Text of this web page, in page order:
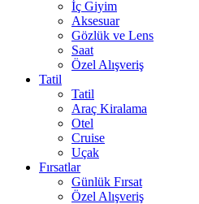
İç Giyim
Aksesuar
Gözlük ve Lens
Saat
Özel Alışveriş
Tatil
Tatil
Araç Kiralama
Otel
Cruise
Uçak
Fırsatlar
Günlük Fırsat
Özel Alışveriş